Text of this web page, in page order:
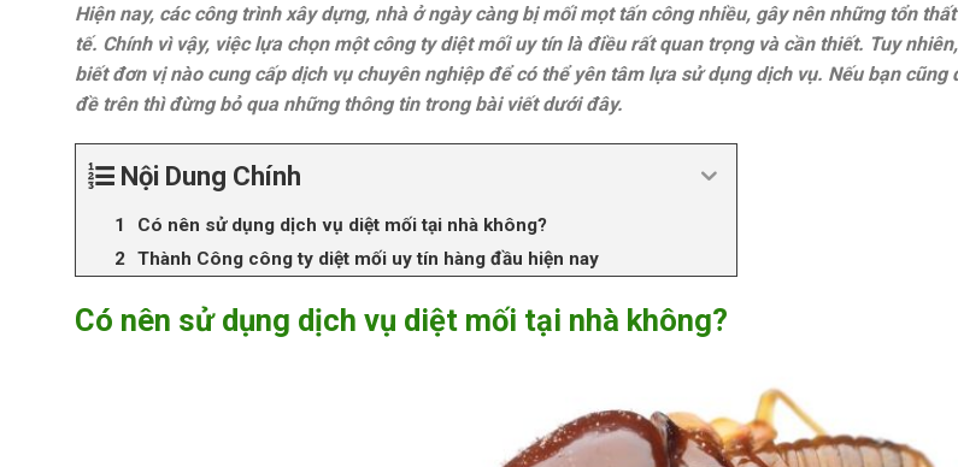
Hiện nay, các công trình xây dựng, nhà ở ngày càng bị mối mọt tấn công nhiều, gây nên những tổn
tế. Chính vì vậy, việc lựa chọn một công ty diệt mối uy tín là điều rất quan trọng và cần thiết. Tuy
biết đơn vị nào cung cấp dịch vụ chuyên nghiệp để có thể yên tâm lựa sử dụng dịch vụ. Nếu bạn cũng
đề trên thì đừng bỏ qua những thông tin trong bài viết dưới đây.
Nội Dung Chính
Có nên sử dụng dịch vụ diệt mối tại nhà không?
Thành Công công ty diệt mối uy tín hàng đầu hiện nay
Có nên sử dụng dịch vụ diệt mối tại nhà không?